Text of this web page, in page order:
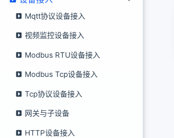
Mqtt协议设备接入
视频监控设备接入
Modbus RTU设备接入
Modbus Tcp设备接入
Tcp协议设备接入
网关与子设备
HTTP设备接入